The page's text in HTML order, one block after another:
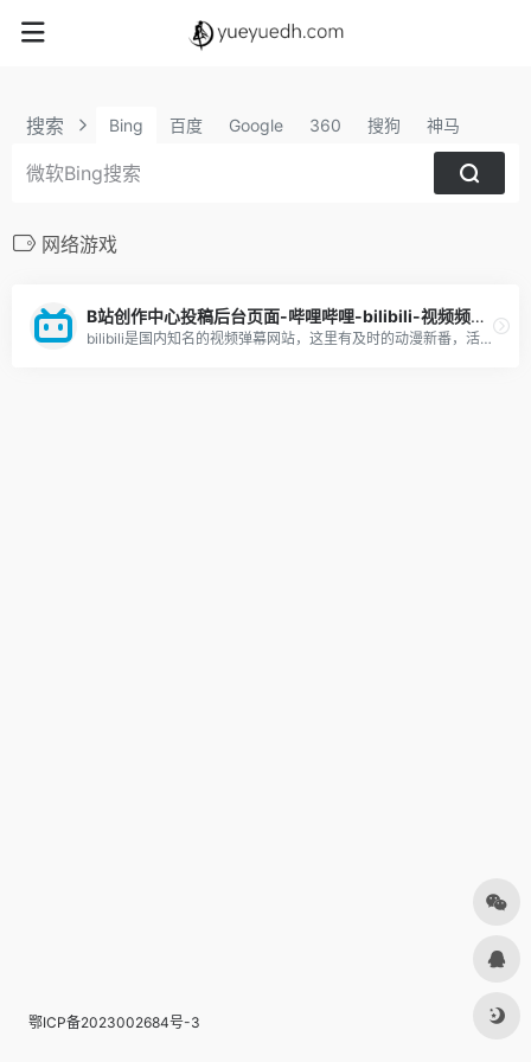
搜索 Bing 百度 Google 360 搜狗 神马
网络游戏
B站创作中心投稿后台页面-哔哩哔哩-bilibili-视频频道介绍-优缺点分析-新手攻略
bilibili是国内知名的视频弹幕网站，这里有及时的动漫新番，活跃的ACG氛围，有创意的Up主。大家可以在这里找到许多欢乐。
鄂ICP备2023002684号-3